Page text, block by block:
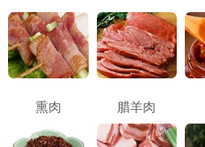
熏肉 腊羊肉